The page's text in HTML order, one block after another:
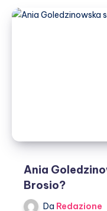
Ania
Brosio?
Da Redazione